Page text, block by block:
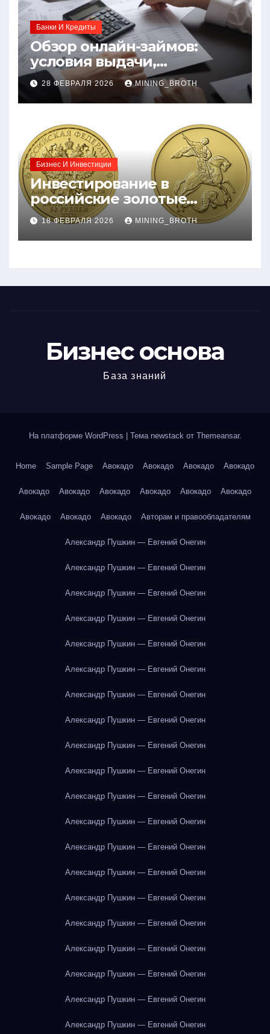
Банки И Кредиты
Обзор онлайн-займов:
условия выдачи,
процентные ставки и
требования к заемщикам
28 ФЕВРАЛЯ 2026 MINING_BROTH
Бизнес И Инвестиции
Инвестирование в
российские золотые
монеты: подробное
руководство
18 ФЕВРАЛЯ 2026 MINING_BROTH
Бизнес основа
База знаний
На платформе WordPress Тема newstack от Themeansar.
Home Sample Page Авокадо Авокадо Авокадо Авокадо
Авокадо Авокадо Авокадо Авокадо Авокадо Авокадо
Авокадо Авокадо Авокадо Авторам и правообладателям
Александр Пушкин — Евгений Онегин
Александр Пушкин — Евгений Онегин
Александр Пушкин — Евгений Онегин
Александр Пушкин — Евгений Онегин
Александр Пушкин — Евгений Онегин
Александр Пушкин — Евгений Онегин
Александр Пушкин — Евгений Онегин
Александр Пушкин — Евгений Онегин
Александр Пушкин — Евгений Онегин
Александр Пушкин — Евгений Онегин
Александр Пушкин — Евгений Онегин
Александр Пушкин — Евгений Онегин
Александр Пушкин — Евгений Онегин
Александр Пушкин — Евгений Онегин
Александр Пушкин — Евгений Онегин
Александр Пушкин — Евгений Онегин
Александр Пушкин — Евгений Онегин
Александр Пушкин — Евгений Онегин
Александр Пушкин — Евгений Онегин
Александр Пушкин — Евгений Онегин